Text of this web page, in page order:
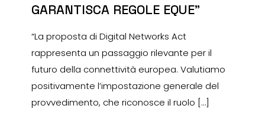
GARANTISCA REGOLE EQUE”
“La proposta di Digital Networks Act
rappresenta un passaggio rilevante per il
futuro della connettività europea. Valutiamo
positivamente l’impostazione generale del
provvedimento, che riconosce il ruolo […]